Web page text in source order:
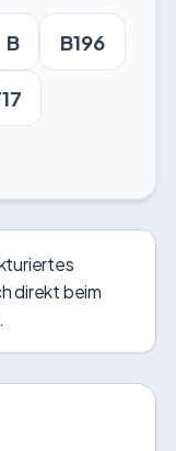
B B196
direkt beim